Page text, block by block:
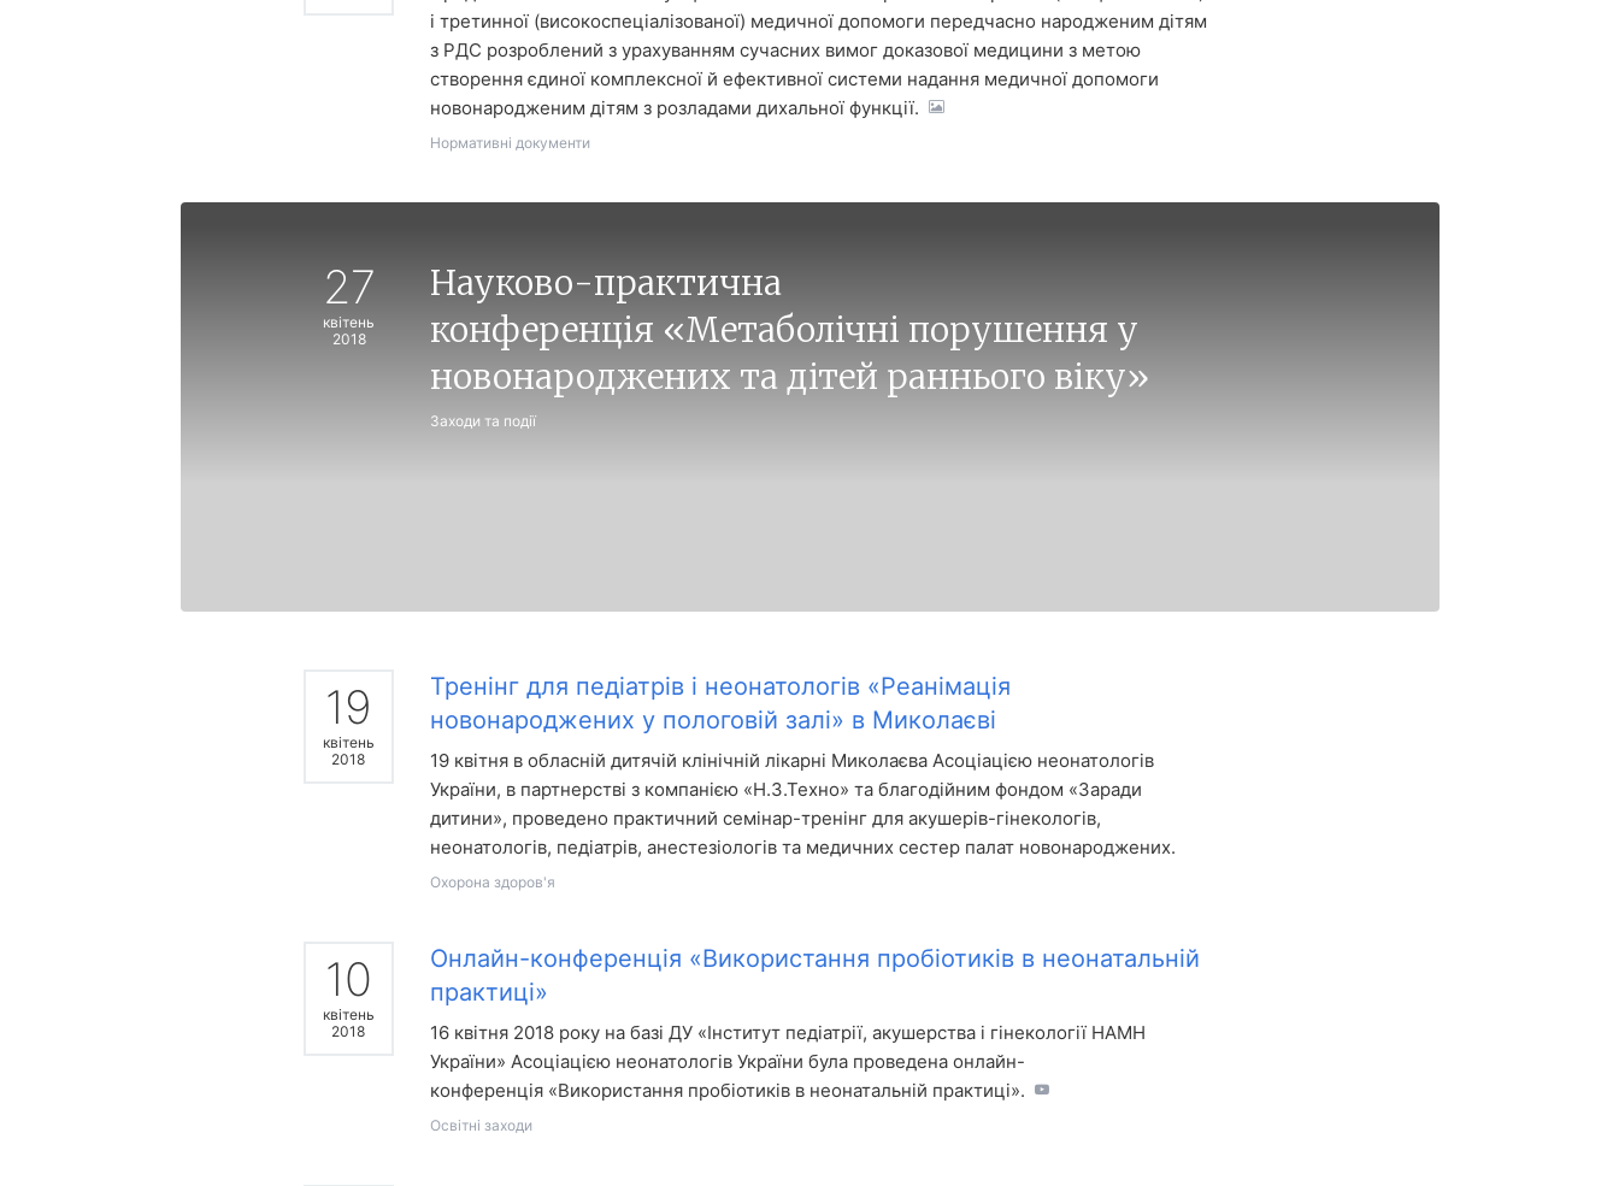
і третинної (високоспеціалізованої) медичної допомоги передчасно народженим дітям
з РДС розроблений з урахуванням сучасних вимог доказової медицини з метою
створення єдиної комплексної й ефективної системи надання медичної допомоги
новонародженим дітям з розладами дихальної функції.
Нормативні документи
27
квітень
2018
Науково-практична
конференція «Метаболічні порушення у
новонароджених та дітей раннього віку»
Заходи та події
19
квітень
2018
Тренінг для педіатрів і неонатологів «Реанімація
новонароджених у пологовій залі» в Миколаєві
19 квітня в обласній дитячій клінічній лікарні Миколаєва Асоціацією неонатологів
України, в партнерстві з компанією «Н.З.Техно» та благодійним фондом «Заради
дитини», проведено практичний семінар-тренінг для акушерів-гінекологів,
неонатологів, педіатрів, анестезіологів та медичних сестер палат новонароджених.
Охорона здоров'я
10
квітень
2018
Онлайн-конференція «Використання пробіотиків в неонатальній
практиці»
16 квітня 2018 року на базі ДУ «Інститут педіатрії, акушерства і гінекології НАМН
України» Асоціацією неонатологів України була проведена онлайн-
конференція «Використання пробіотиків в неонатальній практиці».
Освітні заходи